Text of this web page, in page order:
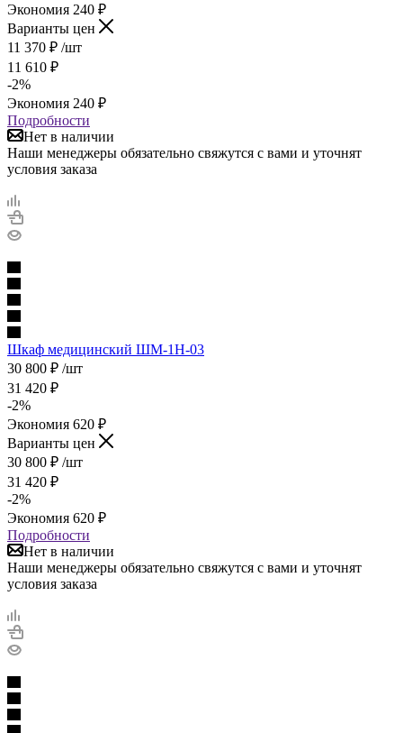
Экономия 240 ₽
Варианты цен
11 370 ₽ /шт
11 610 ₽
-2%
Экономия 240 ₽
Подробности
Нет в наличии
Наши менеджеры обязательно свяжутся с вами и уточнят
условия заказа
Шкаф медицинский ШМ-1Н-03
30 800 ₽ /шт
31 420 ₽
-2%
Экономия 620 ₽
Варианты цен
30 800 ₽ /шт
31 420 ₽
-2%
Экономия 620 ₽
Подробности
Нет в наличии
Наши менеджеры обязательно свяжутся с вами и уточнят
условия заказа